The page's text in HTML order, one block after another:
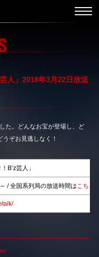
人」2018年3月22日放送
た。どんなお宝が登場し、ど
ぞお見逃しなく！
B’z芸人」
/ 全国系列局の放送時間はこちら